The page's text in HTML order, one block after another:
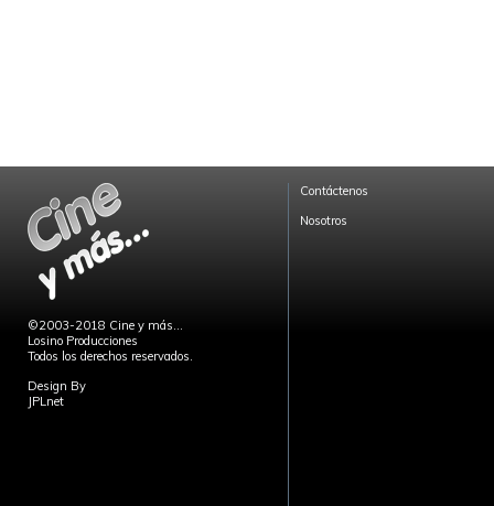
©2003-2018 Cine y más...
Losino Producciones
Todos los derechos reservados.
Design By
JPLnet
Contáctenos
Nosotros